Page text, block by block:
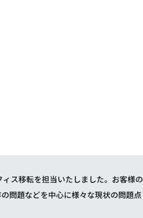
ス移転を担当いたしました。お客様の
問題などを中心に様々な現状の問題点